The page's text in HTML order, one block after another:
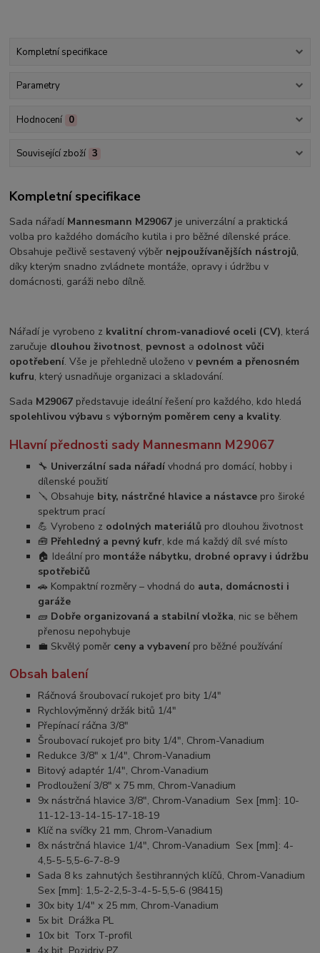
Kompletní specifikace
Parametry
Hodnocení 0
Související zboží 3
Kompletní specifikace
Sada nářadí Mannesmann M29067 je univerzální a praktická
volba pro každého domácího kutila i pro běžné dílenské práce.
Obsahuje pečlivě sestavený výběr nejpoužívanějších nástrojů,
díky kterým snadno zvládnete montáže, opravy i údržbu v
domácnosti, garáži nebo dílně.
Nářadí je vyrobeno z kvalitní chrom-vanadiové oceli (CV), která
zaručuje dlouhou životnost, pevnost a odolnost vůči
opotřebení. Vše je přehledně uloženo v pevném a přenosném
kufru, který usnadňuje organizaci a skladování.
Sada M29067 představuje ideální řešení pro každého, kdo hledá
spolehlivou výbavu svýborným poměrem ceny a kvality.
Hlavní přednosti sady Mannesmann M29067
🔧 Univerzální sada nářadí vhodná pro domácí, hobby i
dílenské použití
🪛 Obsahuje bity, nástrčné hlavice a nástavce pro široké
spektrum prací
💪 Vyrobeno z odolných materiálů pro dlouhou životnost
🧰 Přehledný a pevný kufr, kde má každý díl své místo
🏠 Ideální pro montáže nábytku, drobné opravy i údržbu
spotřebičů
🚗 Kompaktní rozměry – vhodná do auta, domácnosti i
garáže
🧱 Dobře organizovaná a stabilní vložka, nic se během
přenosu nepohybuje
💼 Skvělý poměr ceny a vybavení pro běžné používání
Obsah balení
Ráčnová šroubovací rukojeť pro bity 1/4"
Rychlovýměnný držák bitů 1/4"
Přepínací ráčna 3/8"
Šroubovací rukojeť pro bity 1/4", Chrom-Vanadium
Redukce 3/8" x 1/4", Chrom-Vanadium
Bitový adaptér 1/4", Chrom-Vanadium
Prodloužení 3/8" x 75 mm, Chrom-Vanadium
9x nástrčná hlavice 3/8", Chrom-Vanadium Sex [mm]: 10-
11-12-13-14-15-17-18-19
Klíč na svíčky 21 mm, Chrom-Vanadium
8x nástrčná hlavice 1/4", Chrom-Vanadium Sex [mm]: 4-
4,5-5-5,5-6-7-8-9
Sada 8 ks zahnutých šestihranných klíčů, Chrom-Vanadium
Sex [mm]: 1,5-2-2,5-3-4-5-5,5-6 (98415)
30x bity 1/4" x 25 mm, Chrom-Vanadium
5x bit Drážka PL
10x bit Torx T-profil